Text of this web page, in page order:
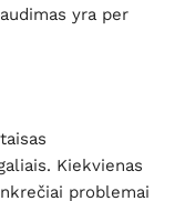
yra per
Kiekvienas
problemai